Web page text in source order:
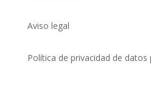
Aviso legal
Política de privacidad de datos